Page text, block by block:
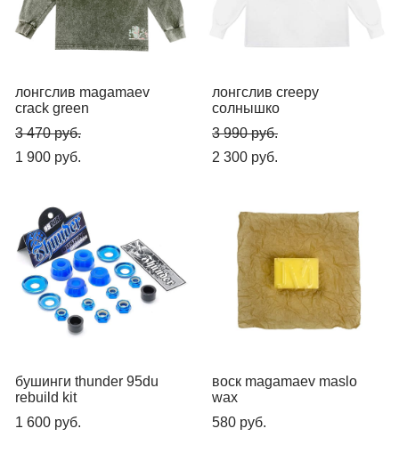
лонгслив magamaev
crack green
3 470 pуб.
1 900 pуб.
лонгслив creepy
солнышко
3 990 pуб.
2 300 pуб.
бушинги thunder 95du
rebuild kit
1 600 pуб.
воск magamaev maslo
wax
580 pуб.